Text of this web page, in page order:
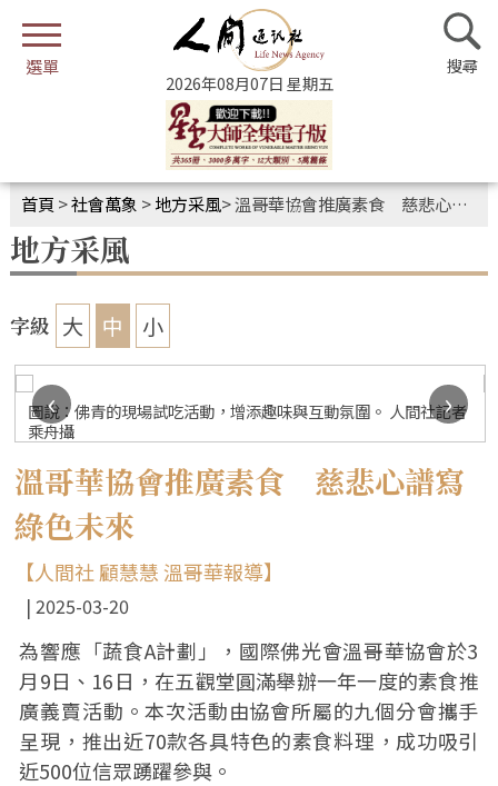
2026年08月07日 星期五
首頁 >社會萬象 >地方采風>溫哥華協會推廣素食 慈悲心譜寫綠色未來
地方采風
字級 大 中 小
圖說：佛青的現場試吃活動，增添趣味與互動氛圍。 人間社記者
乘舟攝
‹
›
溫哥華協會推廣素食 慈悲心譜寫
綠色未來
【人間社 顧慧慧 溫哥華報導】
2025-03-20
為響應「蔬食A計劃」，國際佛光會溫哥華協會於3
月9日、16日，在五觀堂圓滿舉辦一年一度的素食推
廣義賣活動。本次活動由協會所屬的九個分會攜手
呈現，推出近70款各具特色的素食料理，成功吸引
近500位信眾踴躍參與。